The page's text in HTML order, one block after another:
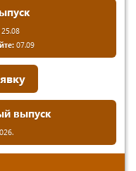
25.08
07.09
выпуск